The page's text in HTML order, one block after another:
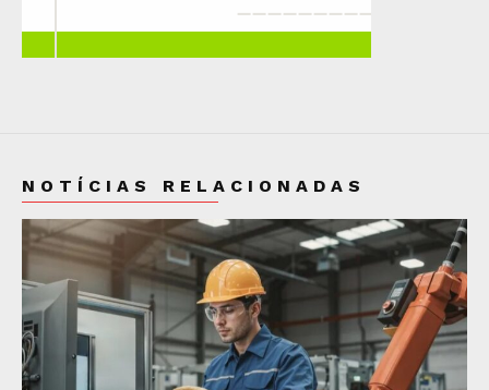
NOTÍCIAS RELACIONADAS